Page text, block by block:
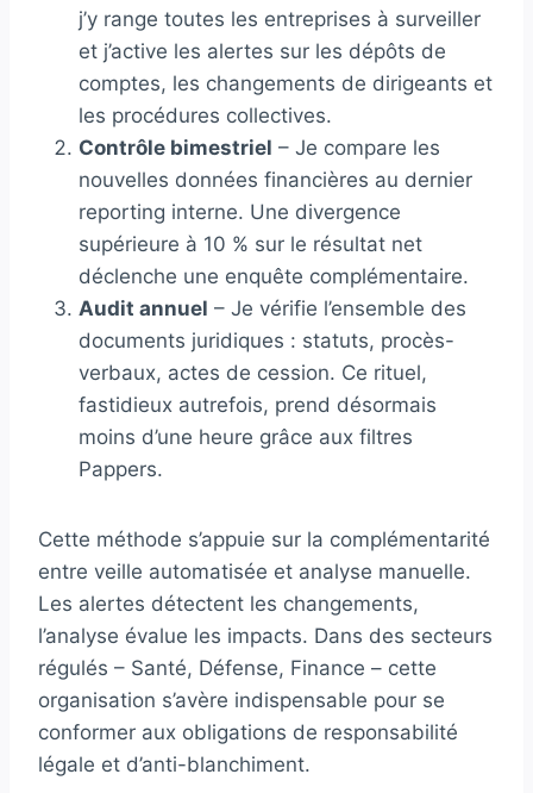
j’y range toutes les entreprises à surveiller
et j’active les alertes sur les dépôts de
comptes, les changements de dirigeants et
les procédures collectives.
Contrôle bimestriel – Je compare les
nouvelles données financières au dernier
reporting interne. Une divergence
supérieure à 10 % sur le résultat net
déclenche une enquête complémentaire.
Audit annuel – Je vérifie l’ensemble des
documents juridiques : statuts, procès-
verbaux, actes de cession. Ce rituel,
fastidieux autrefois, prend désormais
moins d’une heure grâce aux filtres
Pappers.
Cette méthode s’appuie sur la complémentarité
entre veille automatisée et analyse manuelle.
Les alertes détectent les changements,
l’analyse évalue les impacts. Dans des secteurs
régulés – Santé, Défense, Finance – cette
organisation s’avère indispensable pour se
conformer aux obligations de responsabilité
légale et d’anti-blanchiment.